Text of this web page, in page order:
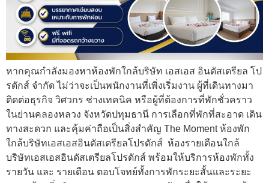
หากคุณกำลังมองหาห้องพักใกล้บริษัท เอสเอส อินดัสเตรียล โป
รดักส์ จำกัด ไม่ว่าจะเป็นพนักงานที่เพิ่งเริ่มงาน ผู้ที่เดินทางมา
ติดต่อธุรกิจ วิศวกร ช่างเทคนิค หรือผู้ที่ต้องการที่พักชั่วคราว
ในย่านคลองหลวง จังหวัดปทุมธานี การเลือกที่พักที่สะอาด เดิน
ทางสะดวก และคุ้มค่าถือเป็นสิ่งสำคัญ The Moment ห้องพัก
ใกล้บริษัทเอสเอสอินดัสเตรียลโปรดักส์ ห้องรายเดือนใกล้
บริษัทเอสเอสอินดัสเตรียลโปรดักส์ พร้อมให้บริการห้องพักทั้ง
รายวัน และ รายเดือน ตอบโจทย์ทั้งการพักระยะสั้นและระยะ